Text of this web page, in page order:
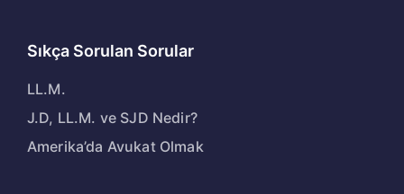
Sıkça Sorulan Sorular
LL.M.
J.D, LL.M. ve SJD Nedir?
Amerika’da Avukat Olmak